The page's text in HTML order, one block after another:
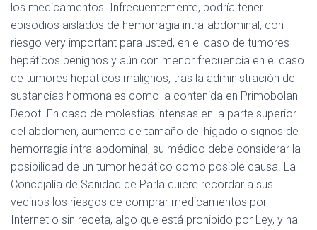
los medicamentos. Infrecuentemente, podría tener
episodios aislados de hemorragia intra-abdominal, con
riesgo very important para usted, en el caso de tumores
hepáticos benignos y aún con menor frecuencia en el caso
de tumores hepáticos malignos, tras la administración de
sustancias hormonales como la contenida en Primobolan
Depot. En caso de molestias intensas en la parte superior
del abdomen, aumento de tamaño del hígado o signos de
hemorragia intra-abdominal, su médico debe considerar la
posibilidad de un tumor hepático como posible causa. La
Concejalía de Sanidad de Parla quiere recordar a sus
vecinos los riesgos de comprar medicamentos por
Internet o sin receta, algo que está prohibido por Ley, y ha